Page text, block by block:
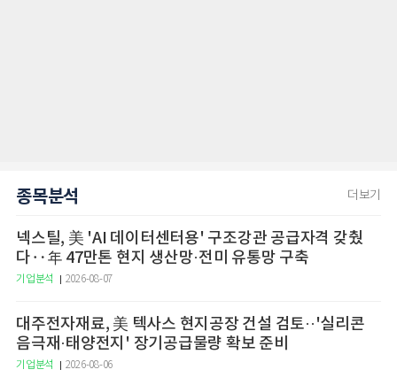
종목분석 더보기
넥스틸, 美 'AI 데이터센터용' 구조강관 공급자격 갖췄
다‥年 47만톤 현지 생산망·전미 유통망 구축
기업분석 2026-08-07
대주전자재료, 美 텍사스 현지공장 건설 검토··'실리콘
음극재·태양전지' 장기공급물량 확보 준비
기업분석 2026-08-06